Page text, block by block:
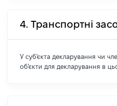
4. Транспортні
У суб'єкта декларування чи
об'єкти для декларування в